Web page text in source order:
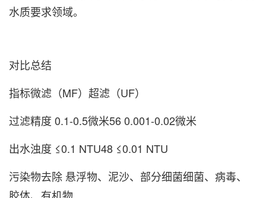
水质要求领域。
对比总结
‌指标‌‌微滤（MF）‌‌超滤（UF）‌
‌过滤精度‌ 0.1-0.5微米56 0.001-0.02微米
‌出水浊度‌ ≤0.1 NTU48 ≤0.01 NTU
‌污染物去除‌ 悬浮物、泥沙、部分细菌细菌、病毒、